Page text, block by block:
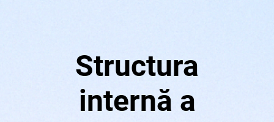
Structura
internă a